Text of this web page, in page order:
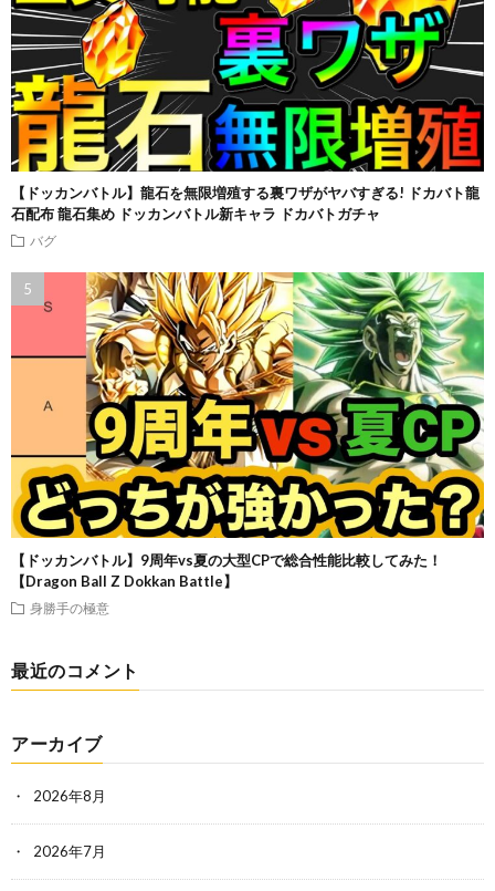
【ドッカンバトル】龍石を無限増殖する裏ワザがヤバすぎる! ドカバト龍
石配布 龍石集め ドッカンバトル新キャラ ドカバトガチャ
バグ
【ドッカンバトル】9周年vs夏の大型CPで総合性能比較してみた！
【Dragon Ball Z Dokkan Battle】
身勝手の極意
最近のコメント
アーカイブ
2026年8月
2026年7月